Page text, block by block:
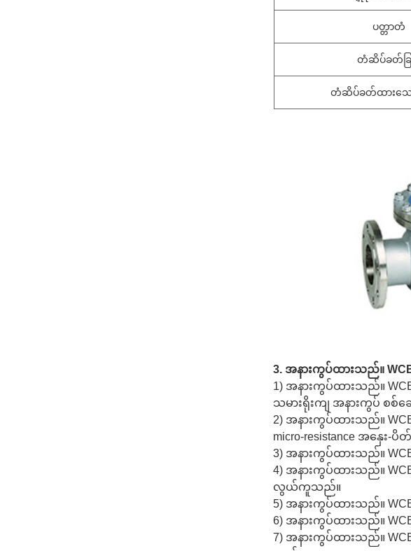
ပတ္တာတံ
တံဆိပ်ခတ်ခြ
တံဆိပ်ခတ်ထားသေ
3. အနားကွပ်ထားသည်။ WCB
1) အနားကွပ်ထားသည်။
သမားရိုးကျ အနားကွပ် စစ်
2) အနားကွပ်ထားသည်။
micro-resistance အနှေး
3) အနားကွပ်ထားသည်။
4) အနားကွပ်ထားသည်။
လွယ်ကူသည်။
5) အနားကွပ်ထားသည်။
6) အနားကွပ်ထားသည်။
7) အနားကွပ်ထားသည်။